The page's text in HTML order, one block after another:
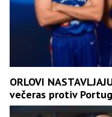
ORLOVI
večeras protiv